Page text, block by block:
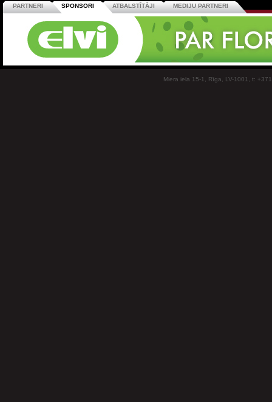
PARTNERI SPONSORI ATBALSTĪTĀJI MEDIJU PARTNERI
Miera iela 15-1, Rīga, LV-1001, t: